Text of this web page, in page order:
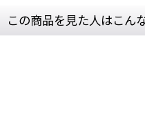
この商品を見た人はこん